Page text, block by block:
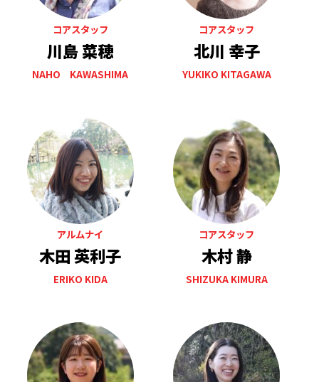
コアスタッフ
川島 菜穂
NAHO KAWASHIMA
コアスタッフ
北川 幸子
YUKIKO KITAGAWA
アルムナイ
木田 英利子
ERIKO KIDA
コアスタッフ
木村 静
SHIZUKA KIMURA